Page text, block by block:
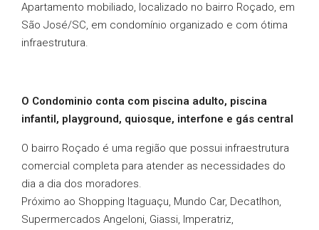
Apartamento mobiliado, localizado no bairro Roçado, em
São José/SC, em condomínio organizado e com ótima
infraestrutura.
O Condominio conta com piscina adulto, piscina
infantil, playground, quiosque, interfone e gás central
O bairro Roçado é uma região que possui infraestrutura
comercial completa para atender as necessidades do
dia a dia dos moradores.
Próximo ao Shopping Itaguaçu, Mundo Car, Decatlhon,
Supermercados Angeloni, Giassi, Imperatriz,